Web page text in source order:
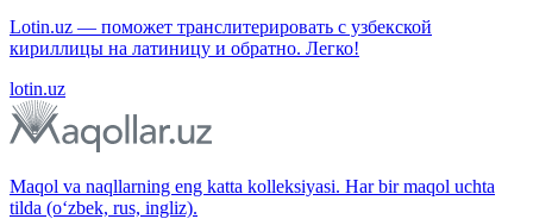
Lotin.uz — поможет транслитерировать с узбекской
кириллицы на латиницу и обратно. Легко!
lotin.uz
Maqol va naqllarning eng katta kolleksiyasi. Har bir maqol uchta
tilda (o‘zbek, rus, ingliz).